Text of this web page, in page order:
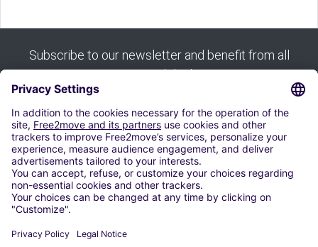
Subscribe to our newsletter and benefit from all
our good deals:
Subscribe